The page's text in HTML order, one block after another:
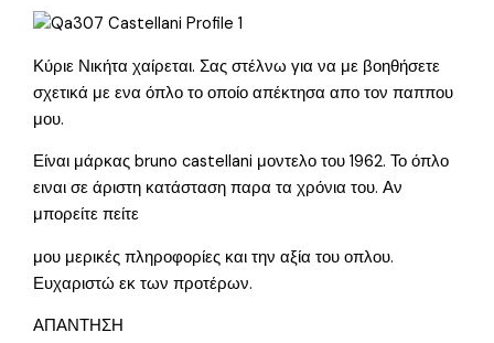
Κύριε Νικήτα χαίρεται. Σας στέλνω για να με βοηθήσετε
σχετικά με ενα όπλο το οποίο απέκτησα απο τον παππου
μου.
Είναι μάρκας bruno castellani μοντελο του 1962. Το όπλο
ειναι σε άριστη κατάσταση παρα τα χρόνια του. Αν
μπορείτε πείτε
μου μερικές πληροφορίες και την αξία του οπλου.
Ευχαριστώ εκ των προτέρων.
ΑΠΑΝΤΗΣΗ